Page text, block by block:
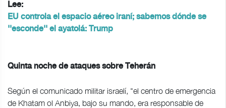
Lee:
EU controla el espacio aéreo iraní; sabemos dónde se
''esconde'' el ayatolá: Trump
Quinta noche de ataques sobre Teherán
Según el comunicado militar israelí, "el centro de emergencia
de Khatam ol Anbiya, bajo su mando, era responsable de